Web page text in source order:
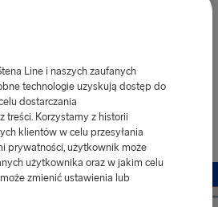
Lipawie
Line i naszych zaufanych
technologie uzyskują dostęp do
dostarczania
Korzystamy z historii
klientów w celu przesyłania
prywatności, użytkownik może
użytkownika oraz w jakim celu
zmienić ustawienia lub